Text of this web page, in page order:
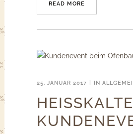
READ MORE
25. JANUAR 2017 IN